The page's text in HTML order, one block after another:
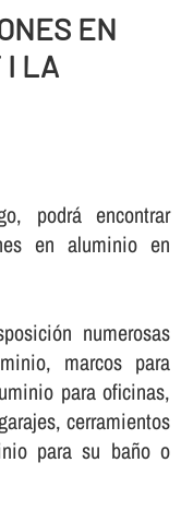
EN
I LA
podrá encontrar
en aluminio en
numerosas
marcos para
para oficinas,
cerramientos
para su baño o